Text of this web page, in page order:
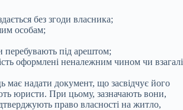
без згоди власника;
особам;
перебувають під арештом;
оформлені неналежним чином чи взагалі
має надати документ, що засвідчує його
юристи. При цьому, зазначають вони,
право власності на житло,